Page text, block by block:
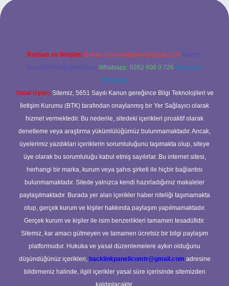
Reklam ve İletişim: E-mail: backlinkpaneli@gmail.com Teams:
forumhizmeti@gmail.com Whatsapp: 0262 606 0 726 Telegram:
@karabul
Yasal Uyarı: Sitemiz, 5651 Sayılı Kanun gereğince Bilgi Teknolojileri ve
İletişim Kurumu (BTK) tarafından onaylanmış bir Yer Sağlayıcı olarak
hizmet vermektedir. Bu nedenle, sitedeki içerikleri proaktif olarak
denetleme veya araştırma yükümlülüğümüz bulunmamaktadır. Ancak,
üyelerimiz yazdıkları içeriklerin sorumluluğunu taşımakta olup, siteye
üye olarak bu sorumluluğu kabul etmiş sayılırlar. Bu internet sitesi,
herhangi bir marka, kurum veya şahıs şirketi ile hiçbir bağlantısı
bulunmamaktadır. Sitede yalnızca kendi hazırladığımız makaleler
paylaşılmaktadır. Burada yer alan içerikler haber niteliği taşımamakta
olup, gerçek kurum ve kişiler hakkında paylaşım yapılmamaktadır.
Gerçek kurum ve kişiler ile isim benzerlikleri tamamen tesadüfidir.
Sitemiz, kar amacı gütmeyen ve tamamen ücretsiz bir bilgi paylaşım
platformudur. Hukuka ve yasal düzenlemelere aykırı olduğunu
düşündüğünüz içerikleri, backlinkpanelicomtr@gmail.com adresine
bildirmeniz halinde, ilgili içerikler yasal süre içerisinde sitemizden
kaldırılacaktır.